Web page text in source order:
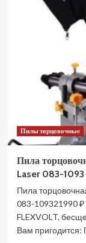
DJX10-
Пилы торцовочные
Пила
Laser 083-
Пила
083-109321990 ₽
FLEXVOLT,
Вам пригодится: